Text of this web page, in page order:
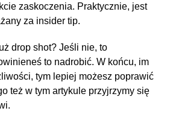
zaskoczenia. Praktycznie, jest
za insider tip.
drop shot? Jeśli nie, to
to nadrobić. W końcu, im
tym lepiej możesz poprawić
też w tym artykule przyjrzymy się